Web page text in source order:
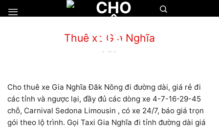
đến
Thuê xe Gia Nghĩa
Cho thuê xe Gia Nghĩa Đăk Nông đi đường dài, giá rẻ đi
các tỉnh và ngược lại, đầy đủ các dòng xe 4-7-16-29-45
chỗ, Carnival Sedona Limousin , có xe 24/7, báo giá trọn
gói theo lộ trình. Gọi Taxi Gia Nghĩa đi tỉnh đường dài giá